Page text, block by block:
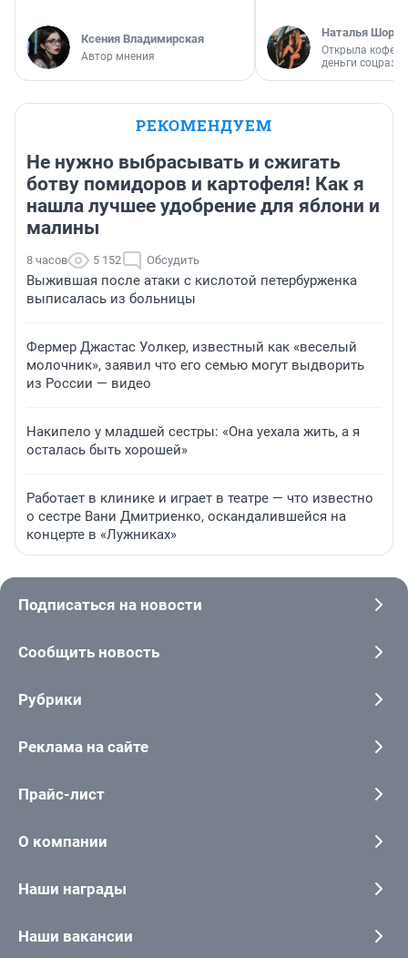
Ксения Владимирская
Автор мнения
Наталья
Открыла
деньги
РЕКОМЕНДУЕМ
Не нужно выбрасывать и сжигать
ботву помидоров и картофеля! Как я
нашла лучшее удобрение для яблони и
малины
8 часов 5 152 Обсудить
Выжившая после атаки с кислотой петербурженка
выписалась из больницы
Фермер Джастас Уолкер, известный как «веселый
молочник», заявил что его семью могут выдворить
из России — видео
Накипело у младшей сестры: «Она уехала жить, а я
осталась быть хорошей»
Работает в клинике и играет в театре — что известно
о сестре Вани Дмитриенко, оскандалившейся на
концерте в «Лужниках»
Подписаться на новости
Сообщить новость
Рубрики
Реклама на сайте
Прайс-лист
О компании
Наши награды
Наши вакансии